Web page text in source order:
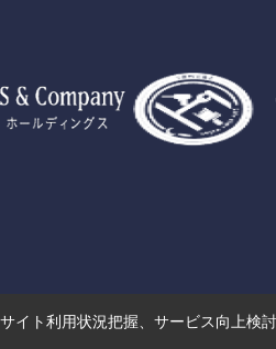
イト利用状況把握、サービス向上検